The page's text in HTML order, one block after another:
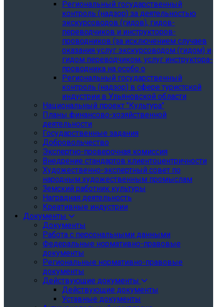
Региональный государственный
контроль (надзор) за деятельностью
экскурсоводов (гидов), гидов-
переводчиков и инструкторов-
проводников (за исключением случаев
оказания услуг экскурсоводом (гидом) и
гидом переводчиком, услуг инструктора-
проводника на особо о
Региональный государственный
контроль (надзор) в сфере туристской
индустрии в Ульяновской области
Национальный проект "Культура"
Планы финансово-хозяйственной
деятельности
Государственные задания
Добровольчество
Экспертно-проверочная комиссия
Внедрение стандартов клиентоцентричности
Художественно-экспертный совет по
народным художественным промыслам
Земский работник культуры
Наградная деятельность
Креативные индустрии
Документы
Документы
Работа с персональными данными
Федеральные нормативно-правовые
документы
Региональные нормативно-правовые
документы
Действующие документы
Действующие документы
Уставные документы